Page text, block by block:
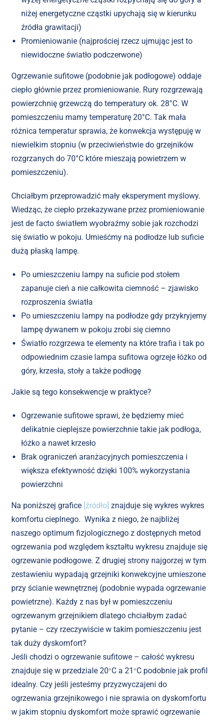
niżej energetyczne cząstki upychają się w kierunku
źródła grawitacji)
Promieniowanie (najprościej rzecz ujmując jest to
niewidoczne światło podczerwone)
Ogrzewanie sufitowe (podobnie jak podłogowe) oddaje
ciepło głównie przez promieniowanie. Rury rozgrzewają
powierzchnię grzewczą do temperatury ok. 28°C. W
pomieszczeniu mamy temperaturę 20°C. Tak mała
różnica temperatur sprawia, że konwekcja występuję w
niewielkim stopniu (w przeciwieństwie do grzejników
rozgrzanych do 70°C które mieszają powietrzem w
pomieszczeniu).
Chciałbym przeprowadzić mały eksperyment myślowy.
Wiedząc, że ciepło przekazywane przez promieniowanie
jest de facto światłem wyobraźmy sobie jak rozchodzi
się światło w pokoju. Umieśćmy na podłodze lub suficie
dużą płaską lampę.
Po umieszczeniu lampy na suficie pod stołem
zapanuje cień a nie całkowita ciemność – zjawisko
rozproszenia światła
Po umieszczeniu lampy na podłodze gdy przykryjemy
lampę dywanem w pokoju zrobi się ciemno
Światło rozgrzewa te elementy na które trafia i tak po
odpowiednim czasie lampa sufitowa ogrzeje łóżko od
góry, krzesła, stoły a także podłogę
Jakie są tego konsekwencje w praktyce?
Ogrzewanie sufitowe sprawi, że będziemy mieć
delikatnie cieplejsze powierzchnie takie jak podłoga,
łóżko a nawet krzesło
Brak ograniczeń aranżacyjnych pomieszczenia i
większa efektywność dzięki 100% wykorzystania
powierzchni
Na poniższej grafice [źródło] znajduje się wykres wykres
komfortu cieplnego. Wynika z niego, że najbliżej
naszego optimum fizjologicznego z dostępnych metod
ogrzewania pod względem kształtu wykresu znajduje się
ogrzewanie podłogowe. Z drugiej strony najgorzej w tym
zestawieniu wypadają grzejniki konwekcyjne umieszone
przy ścianie wewnętrznej (podobnie wypada ogrzewanie
powietrzne). Każdy z nas był w pomieszczeniu
ogrzewanym grzejnikiem dlatego chciałbym zadać
pytanie – czy rzeczywiście w takim pomieszczeniu jest
tak duży dyskomfort?
Jeśli chodzi o ogrzewanie sufitowe – całość wykresu
znajduje się w przedziale 20°C a 21 °C podobnie jak profil
idealny. Czy jeśli jesteśmy przyzwyczajeni do
ogrzewania grzejnikowego i nie sprawia on dyskomfortu
w jakim stopniu dyskomfort może sprawić ogrzewanie